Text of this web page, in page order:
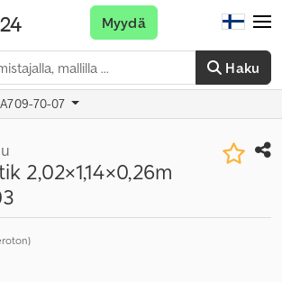
Haku
Myydä
70-07
2,02×1,14×0,26m